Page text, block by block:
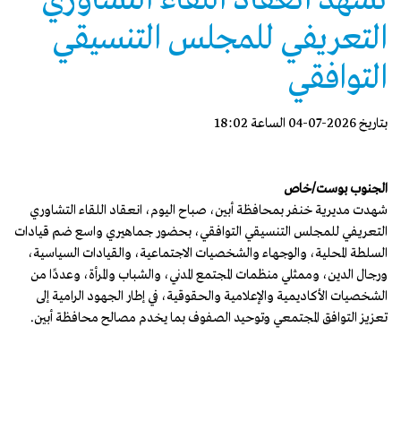
التعريفي للمجلس التنسيقي
التوافقي
بتاريخ 2026-07-04 الساعة 18:02
الجنوب بوست/خاص
شهدت مديرية خنفر بمحافظة أبين، صباح اليوم، انعقاد اللقاء التشاوري
التعريفي للمجلس التنسيقي التوافقي، بحضور جماهيري واسع ضم قيادات
السلطة المحلية، والوجهاء والشخصيات الاجتماعية، والقيادات السياسية،
ورجال الدين، وممثلي منظمات المجتمع المدني، والشباب والمرأة، وعددًا من
الشخصيات الأكاديمية والإعلامية والحقوقية، في إطار الجهود الرامية إلى
تعزيز التوافق المجتمعي وتوحيد الصفوف بما يخدم مصالح محافظة أبين.